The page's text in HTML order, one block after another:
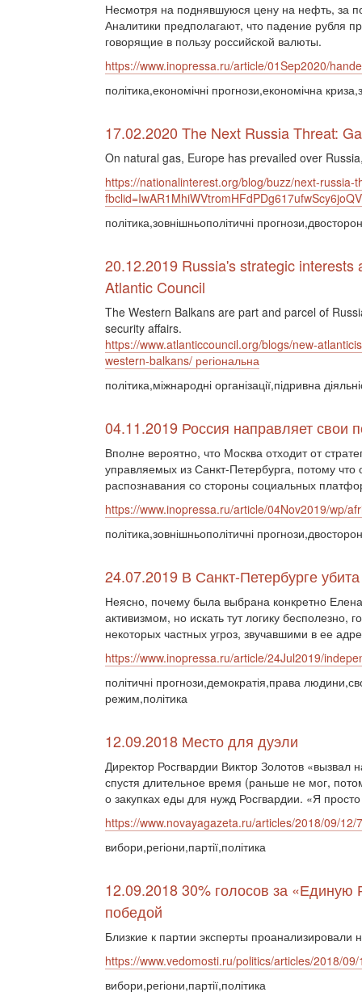
Несмотря на поднявшуюся цену на нефть, за
Аналитики предполагают, что падение рубля
говорящие в пользу российской валюты.
https://www.inopressa.ru/article/01Sep2020/
політика,економічні прогнози,економічна
17.02.2020 The Next Russia Threat:
On natural gas, Europe has prevailed over
https://nationalinterest.org/blog/buzz/next-russia-
політика,зовнішньополітичні
20.12.2019 Russia's strategic
Atlantic Council
The Western Balkans are part and parcel of
security affairs.
https://www.atlanticcouncil.org/blogs/new-
western-balkans/ регіональна
політика,міжнародні організації,підривна
04.11.2019 Россия направляет свои
Вполне вероятно, что Москва отходит от
управляемых из Санкт-Петербурга, потому
распознавания со стороны социальных
https://www.inopressa.ru/article/04Nov2019/wp/
політика,зовнішньополітичні
24.07.2019 В Санкт-Петербурге
Неясно, почему была выбрана конкретно
активизмом, но искать тут логику
некоторых частных угроз, звучавшими в ее
https://www.inopressa.ru/article/24Jul2019/
політичні прогнози,демократія,права
режим,політика
12.09.2018 Место для дуэли
Директор Росгвардии Виктор Золотов
спустя длительное время (раньше не мог,
о закупках еды для нужд Росгвардии. «Я
https://www.novayagazeta.ru/articles/2018/09/
вибори,регіони,партії,політика
12.09.2018 30% голосов за
победой
Близкие к партии эксперты
https://www.vedomosti.ru/politics/articles/2018/
вибори,регіони,партії,політика